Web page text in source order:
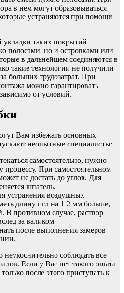
в нем могут образовываться
устраняются при помощи
укладки таких покрытий.
полосами, но и островками или
в дальнейшем соединяются в
такие технологии не получили
больших трудозатрат. При
можно гарантировать
от условий.
Вам избежать основных
неопытные специалисты:
самостоятельно, нужно
процессу. При самостоятельном
не достать до углов. Для
шпатель.
устранения воздушных
длину игл на 1-2 мм больше,
В противном случае, раствор
за валиком.
после выполнения замеров
соблюдать все
Если у Вас нет такого опыта
после этого приступать к